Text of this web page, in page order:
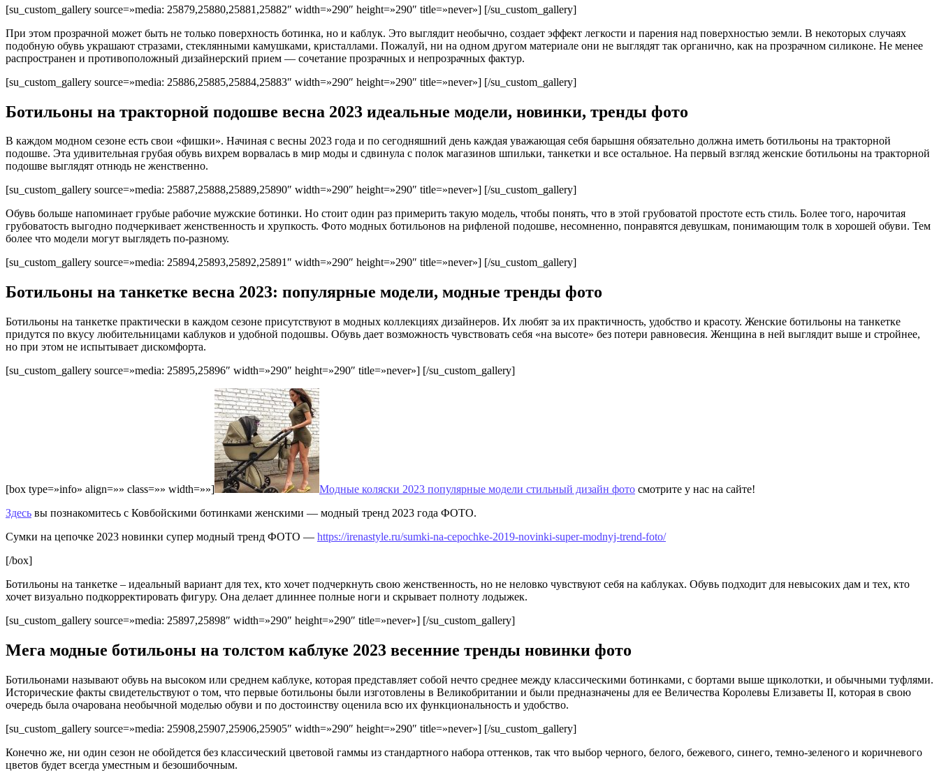
[su_custom_gallery source=»media: 25879,25880,25881,25882″ width=»290″ height=»290″ title=»never»] [/su_custom_gallery]
При этом прозрачной может быть не только поверхность ботинка, но и каблук. Это выглядит необычно, создает эффект легкости и парения над поверхностью земли. В некоторых случаях
подобную обувь украшают стразами, стеклянными камушками, кристаллами. Пожалуй, ни на одном другом материале они не выглядят так органично, как на прозрачном силиконе. Не менее
распространен и противоположный дизайнерский прием — сочетание прозрачных и непрозрачных фактур.
[su_custom_gallery source=»media: 25886,25885,25884,25883″ width=»290″ height=»290″ title=»never»] [/su_custom_gallery]
Ботильоны на тракторной подошве весна 2023 идеальные модели, новинки, тренды фото
В каждом модном сезоне есть свои «фишки». Начиная с весны 2023 года и по сегодняшний день каждая уважающая себя барышня обязательно должна иметь ботильоны на тракторной
подошве. Эта удивительная грубая обувь вихрем ворвалась в мир моды и сдвинула с полок магазинов шпильки, танкетки и все остальное. На первый взгляд женские ботильоны на тракторной
подошве выглядят отнюдь не женственно.
[su_custom_gallery source=»media: 25887,25888,25889,25890″ width=»290″ height=»290″ title=»never»] [/su_custom_gallery]
Обувь больше напоминает грубые рабочие мужские ботинки. Но стоит один раз примерить такую модель, чтобы понять, что в этой грубоватой простоте есть стиль. Более того, нарочитая
грубоватость выгодно подчеркивает женственность и хрупкость. Фото модных ботильонов на рифленой подошве, несомненно, понравятся девушкам, понимающим толк в хорошей обуви. Тем
более что модели могут выглядеть по-разному.
[su_custom_gallery source=»media: 25894,25893,25892,25891″ width=»290″ height=»290″ title=»never»] [/su_custom_gallery]
Ботильоны на танкетке весна 2023: популярные модели, модные тренды фото
Ботильоны на танкетке практически в каждом сезоне присутствуют в модных коллекциях дизайнеров. Их любят за их практичность, удобство и красоту. Женские ботильоны на танкетке
придутся по вкусу любительницами каблуков и удобной подошвы. Обувь дает возможность чувствовать себя «на высоте» без потери равновесия. Женщина в ней выглядит выше и стройнее,
но при этом не испытывает дискомфорта.
[su_custom_gallery source=»media: 25895,25896″ width=»290″ height=»290″ title=»never»] [/su_custom_gallery]
[box type=»info» align=»» class=»» width=»»] Модные коляски 2023 популярные модели стильный дизайн фото смотрите у нас на сайте!
Здесь вы познакомитесь с Ковбойскими ботинками женскими — модный тренд 2023 года ФОТО.
Сумки на цепочке 2023 новинки супер модный тренд ФОТО — https://irenastyle.ru/sumki-na-cepochke-2019-novinki-super-modnyj-trend-foto/
[/box]
Ботильоны на танкетке – идеальный вариант для тех, кто хочет подчеркнуть свою женственность, но не неловко чувствуют себя на каблуках. Обувь подходит для невысоких дам и тех, кто
хочет визуально подкорректировать фигуру. Она делает длиннее полные ноги и скрывает полноту лодыжек.
[su_custom_gallery source=»media: 25897,25898″ width=»290″ height=»290″ title=»never»] [/su_custom_gallery]
Мега модные ботильоны на толстом каблуке 2023 весенние тренды новинки фото
Ботильонами называют обувь на высоком или среднем каблуке, которая представляет собой нечто среднее между классическими ботинками, с бортами выше щиколотки, и обычными туфлями.
Исторические факты свидетельствуют о том, что первые ботильоны были изготовлены в Великобритании и были предназначены для ее Величества Королевы Елизаветы II, которая в свою
очередь была очарована необычной моделью обуви и по достоинству оценила всю их функциональность и удобство.
[su_custom_gallery source=»media: 25908,25907,25906,25905″ width=»290″ height=»290″ title=»never»] [/su_custom_gallery]
Конечно же, ни один сезон не обойдется без классический цветовой гаммы из стандартного набора оттенков, так что выбор черного, белого, бежевого, синего, темно-зеленого и коричневого
цветов будет всегда уместным и безошибочным.